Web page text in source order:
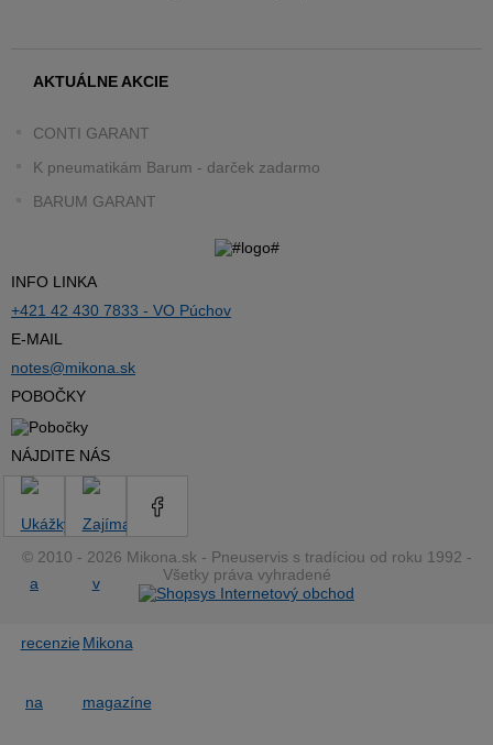
AKTUÁLNE AKCIE
CONTI GARANT
K pneumatikám Barum - darček zadarmo
BARUM GARANT
INFO LINKA
+421 42 430 7833 - VO Púchov
E-MAIL
notes@mikona.sk
POBOČKY
NÁJDITE NÁS
© 2010 - 2026 Mikona.sk - Pneuservis s tradíciou od roku 1992 -
Všetky práva vyhradené